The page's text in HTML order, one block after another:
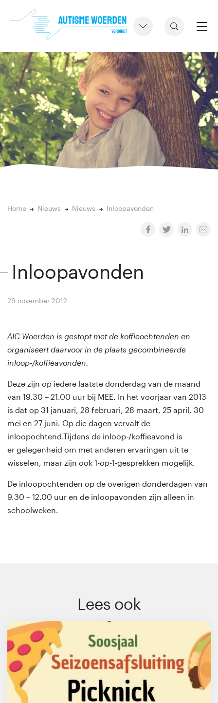
Home Nieuws Nieuws Inloopavonden
Inloopavonden
29 november 2012
AIC Woerden is gestopt met de koffieochtenden en
organiseert daarvoor in de plaats gecombineerde
inloop-/koffieavonden.
Deze zijn op iedere laatste donderdag van de maand
van 19.30 – 21.00 uur bij MEE. In het voorjaar van 2013
is dat op 31 januari, 28 februari, 28 maart, 25 april, 30
mei en 27 juni. Op die dagen vervalt de
inloopochtend.Tijdens de inloop-/koffieavond is
er gelegenheid om met anderen ervaringen uit te
wisselen, maar zijn ook 1-op-1-gesprekken mogelijk.
De inloopochtenden op de overigen donderdagen van
9.30 – 12.00 uur en de inloopavonden zijn alleen in
schoolweken.
Lees ook